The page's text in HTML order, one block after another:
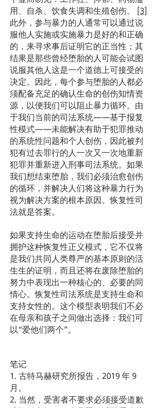
用、自杀、饮食失调和生殖创伤。 [3]
此外，参与暴力的人通常可以通过说
服他人实施或实施暴力是好的和正确
的，来寻求事后证明它的正当性；其
结果是那些曾经堕胎的人可能会试图
说服其他人这是一个道德上可接受的
决定。因此，每个参与堕胎的人都必
须配备充足的确认生命的创伤知情资
源，以便我们可以阻止暴力循环。由
于我们当前的司法系统——基于报复
性模式——未能解决有助于犯罪推动
的系统性问题和个人创伤，因此被判
犯有过去罪行的人一次又一次地重新
犯罪并重新进入刑事司法系统。如果
我们想结束堕胎，我们必须治愈创伤
的循环，并解决人们将这种暴力行为
视为解决方案的根本原因。恢复性司
法就是答案。
如果支持生命的运动在堕胎后接受并
拥护这种恢复性正义模式，它不仅将
是我们共同人类尊严的基本原则的活
生生的证明，而且还将在废除堕胎的
努力中表现出一种核心的、必要的同
情心。恢复性司法系统是支持生命和
支持女性的。这个模型表明我们不必
在母亲和孩子之间做出选择：我们可
以“爱他们两个”。
笔记
1. 古特马赫研究所报告，2019 年 9
月。
2. 当然，受害者不要求必须接受道歉